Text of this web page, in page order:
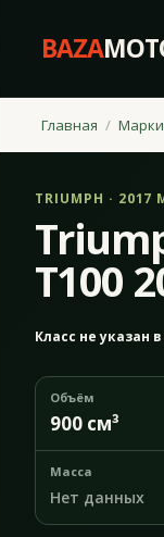
BAZA
Главная
TRIUMPH ·
T100
Класс не указан
Объём
900 см³
Масса
Нет данных